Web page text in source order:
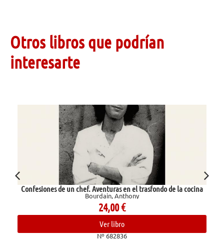
Otros libros que podrían
interesarte
Confesiones de un chef. Aventuras en el trasfondo de la cocina
Bourdain, Anthony
24,00€
Ver libro
Nº 682836